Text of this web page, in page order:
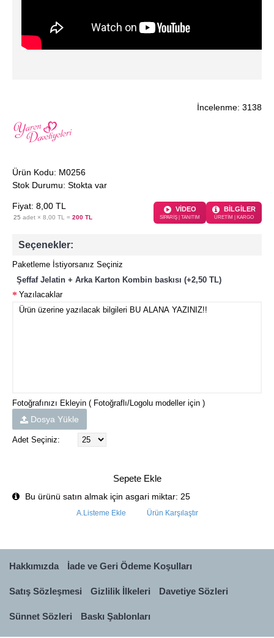
İncelenme: 3138
Ürün Kodu: M0256
Stok Durumu: Stokta var
Fiyat: 8 ,00 TL
25 adet × 8,00 TL = 200 TL
VİDEO
SİPARİŞ | TANITIM
BİLGİLER
ÜRETİM | KARGO
Seçenekler:
Paketleme İstiyorsanız Seçiniz
Şeffaf Jelatin + Arka Karton Kombin baskısı (+2,50 TL)
Yazılacaklar
Fotoğrafınızı Ekleyin ( Fotoğraflı/Logolu modeller için )
Dosya Yükle
Adet Seçiniz:
Sepete Ekle
Bu ürünü satın almak için asgari miktar: 25
A.Listeme Ekle Ürün Karşılaştır
Hakkımızda İade ve Geri Ödeme Koşulları
Satış Sözleşmesi Gizlilik İlkeleri Davetiye Sözleri
Sünnet Sözleri Baskı Şablonları